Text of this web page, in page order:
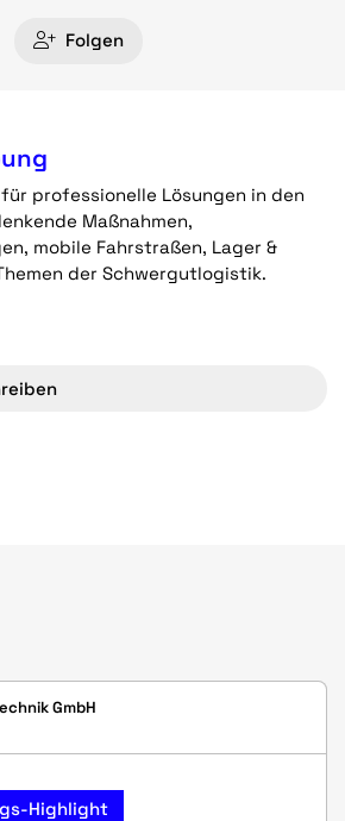
Folgen
professionelle Lösungen in den
Maßnahmen,
mobile Fahrstraßen, Lager &
der Schwergutlogistik.
GmbH
Highlight